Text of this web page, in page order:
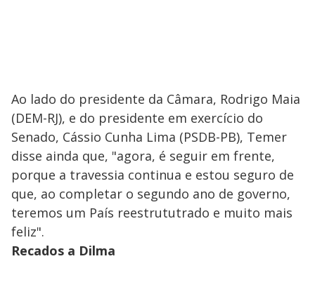
Ao lado do presidente da Câmara, Rodrigo Maia
(DEM-RJ), e do presidente em exercício do
Senado, Cássio Cunha Lima (PSDB-PB), Temer
disse ainda que, "agora, é seguir em frente,
porque a travessia continua e estou seguro de
que, ao completar o segundo ano de governo,
teremos um País reestrututrado e muito mais
feliz".
Recados a Dilma